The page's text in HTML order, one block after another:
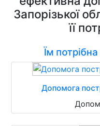
Запорізької
її
Їм
Допомога